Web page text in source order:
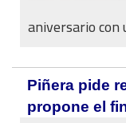
aniversario con
Piñera pide
propone el